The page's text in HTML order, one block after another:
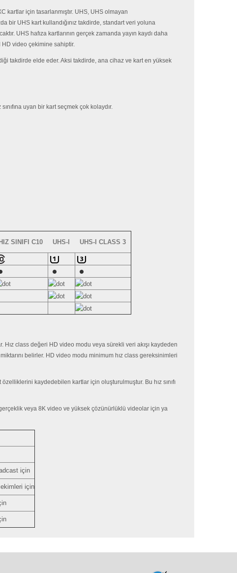
kartlar için tasarlanmıştır. UHS, UHS olmayan
bir UHS kart kullandığınız takdirde, standart veri yoluna
UHS hafıza kartlarının gerçek zamanda yayın kaydı daha
video çekimine sahiptir.
takdirde elde eder. Aksi takdirde, ana cihaz ve kart en yüksek
uyan bir kart seçmek çok kolaydır.
HIZ SINIFI C10 UHS-I UHS-I CLASS 3
Hız class değeri HD video modu veya sürekli veri akışı kaydeden
belirler. HD video modu minimum hız class gereksinimleri
özelliklerini kaydedebilen kartlar için oluşturulmuştur. Bu hız sınıfı
gerçeklik veya 8K video ve yüksek çözünürlüklü videolar için ya
için
için